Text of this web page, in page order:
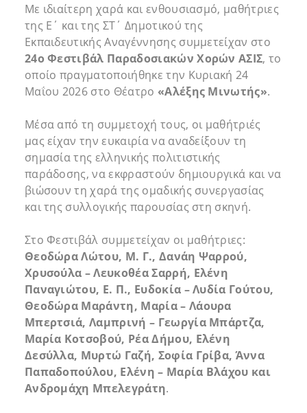
Με ιδιαίτερη χαρά και ενθουσιασμό, μαθήτριες
της Ε΄ και της ΣΤ΄ Δημοτικού της
Εκπαιδευτικής Αναγέννησης συμμετείχαν στο
24ο Φεστιβάλ Παραδοσιακών Χορών ΑΣΙΣ, το
οποίο πραγματοποιήθηκε την Κυριακή 24
Μαΐου 2026 στο Θέατρο «Αλέξης Μινωτής».
Μέσα από τη συμμετοχή τους, οι μαθήτριές
μας είχαν την ευκαιρία να αναδείξουν τη
σημασία της ελληνικής πολιτιστικής
παράδοσης, να εκφραστούν δημιουργικά και να
βιώσουν τη χαρά της ομαδικής συνεργασίας
και της συλλογικής παρουσίας στη σκηνή.
Στο Φεστιβάλ συμμετείχαν οι μαθήτριες:
Θεοδώρα Λώτου, Μ. Γ., Δανάη Ψαρρού,
Χρυσούλα – Λευκοθέα Σαρρή, Ελένη
Παναγιώτου, Ε. Π., Ευδοκία – Λυδία Γούτου,
Θεοδώρα Μαράντη, Μαρία – Λάουρα
Μπερτσιά, Λαμπρινή – Γεωργία Μπάρτζα,
Μαρία Κοτσοβού, Ρέα Δήμου, Ελένη
Δεσύλλα, Μυρτώ Γαζή, Σοφία Γρίβα, Άννα
Παπαδοπούλου, Ελένη – Μαρία Βλάχου και
Ανδρομάχη Μπελεγράτη.